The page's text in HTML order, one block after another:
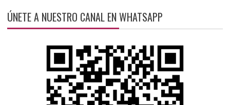
ÚNETE A NUESTRO CANAL EN WHATSAPP